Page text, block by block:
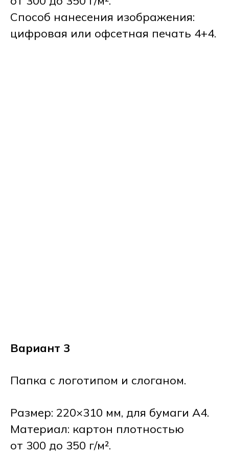
Способ нанесения изображения:
цифровая или офсетная печать 4+4.
Вариант 3
Папка с логотипом и слоганом.
Размер: 220×310 мм, для бумаги А4.
Материал: картон плотностью
от 300 до 350 г/м².